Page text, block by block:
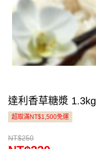
達利香草糖漿 1.3kg
超取滿NT$1,500免運
NT$250